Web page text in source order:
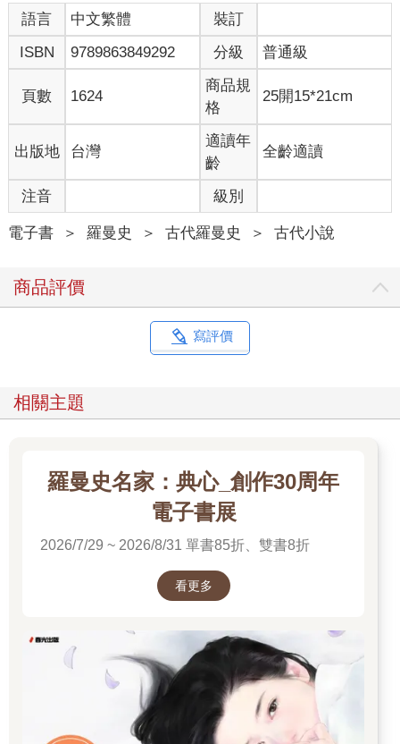
語言 中文繁體
裝訂
ISBN
9789863849292 分級 普通級
頁數 1624
商品規
格
25開15*21cm
出版地 台灣
適讀年
齡
全齡適讀
注音 級別
電子書 ＞ 羅曼史 ＞ 古代羅曼史 ＞ 古代小說
商品評價
寫評價
相關主題
羅曼史名家：典心_創作30周年
電子書展
2026/7/29 ~ 2026/8/31 單書85折、雙書8折
看更多